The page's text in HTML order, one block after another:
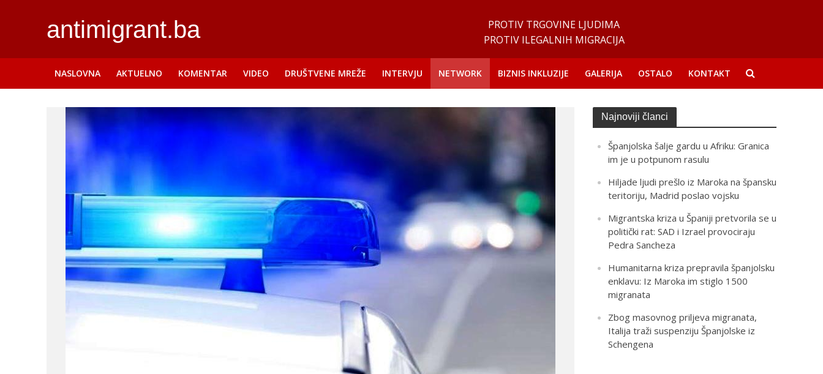
antimigrant.ba
PROTIV TRGOVINE LJUDIMA
PROTIV ILEGALNIH MIGRACIJA
NASLOVNA AKTUELNO KOMENTAR VIDEO DRUŠTVENE MREŽE INTERVJU NETWORK BIZNIS INKLUZIJE GALERIJA OSTALO KONTAKT
Najnoviji članci
Španjolska šalje gardu u Afriku: Granica
im je u potpunom rasulu
Hiljade ljudi prešlo iz Maroka na špansku
teritoriju, Madrid poslao vojsku
Migrantska kriza u Španiji pretvorila se u
politički rat: SAD i Izrael provociraju
Pedra Sancheza
Humanitarna kriza prepravila španjolsku
enklavu: Iz Maroka im stiglo 1500
migranata
Zbog masovnog priljeva migranata,
Italija traži suspenziju Španjolske iz
Schengena